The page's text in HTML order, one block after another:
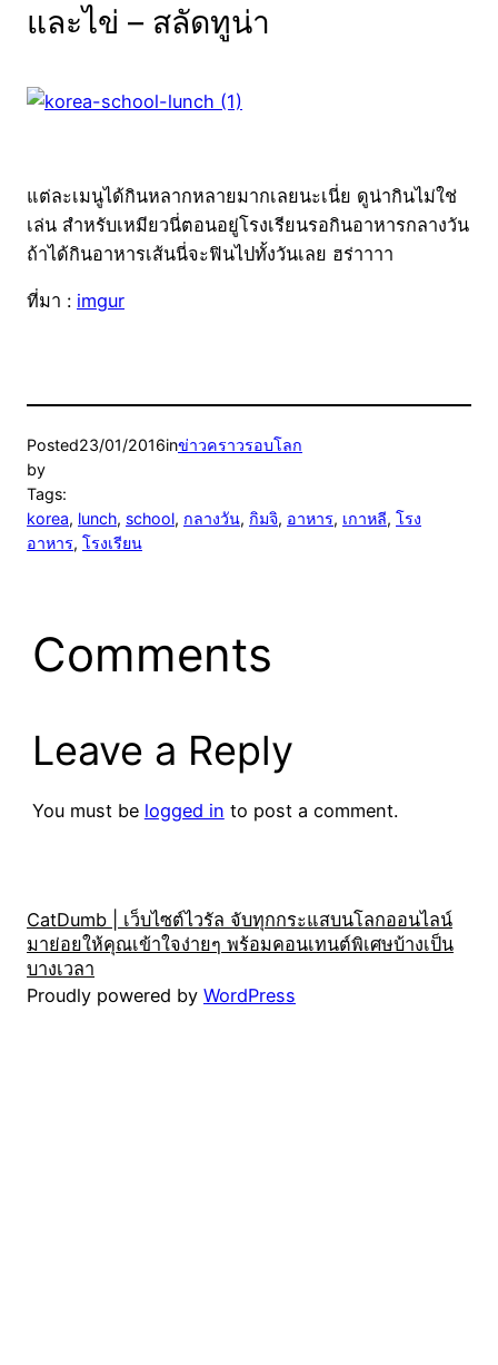
และไข่ – สลัดทูน่า
แต่ละเมนูได้กินหลากหลายมากเลยนะเนี่ย ดูน่ากินไม่ใช่
เล่น สำหรับเหมียวนี่ตอนอยู่โรงเรียนรอกินอาหารกลางวัน
ถ้าได้กินอาหารเส้นนี่จะฟินไปทั้งวันเลย ฮร่าาาา
ที่มา : imgur
Posted23/01/2016inข่าวคราวรอบโลก
by
Tags:
korea, lunch, school, กลางวัน, กิมจิ, อาหาร, เกาหลี, โรง
อาหาร, โรงเรียน
Comments
Leave a Reply
You must be logged in to post a comment.
CatDumb | เว็บไซต์ไวรัล จับทุกกระแสบนโลกออนไลน์
มาย่อยให้คุณเข้าใจง่ายๆ พร้อมคอนเทนต์พิเศษบ้างเป็น
บางเวลา
Proudly powered by WordPress